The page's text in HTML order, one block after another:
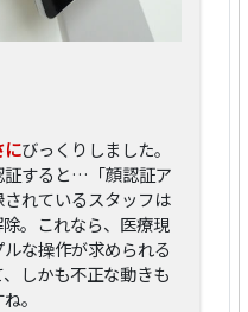
にびっくりしました。
証すると…「顔認証ア
れているスタッフは
除。これなら、医療現
な操作が求められる
しかも不正な動きも
。